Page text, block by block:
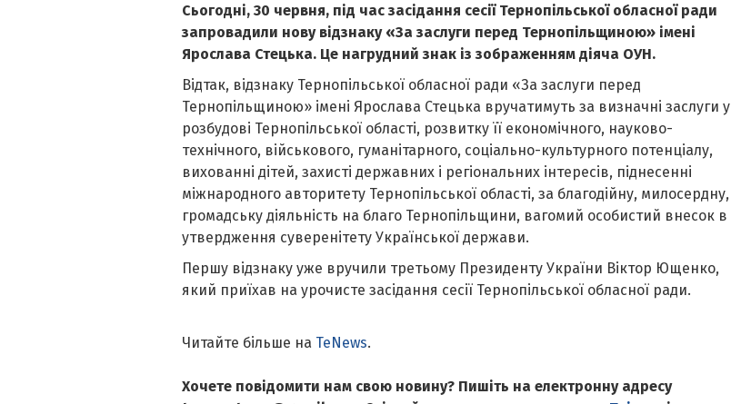
Сьогодні, 30 червня, під час засідання сесії Тернопільської обласної ради
запровадили нову відзнаку «За заслуги перед Тернопільщиною» імені
Ярослава Стецька. Це нагрудний знак із зображенням діяча ОУН.
Відтак, відзнаку Тернопільської обласної ради «За заслуги перед
Тернопільщиною» імені Ярослава Стецька вручатимуть за визначні заслуги у
розбудові Тернопільської області, розвитку її економічного, науково-
технічного, військового, гуманітарного, соціально-культурного потенціалу,
вихованні дітей, захисті державних і регіональних інтересів, піднесенні
міжнародного авторитету Тернопільської області, за благодійну, милосердну,
громадську діяльність на благо Тернопільщини, вагомий особистий внесок в
утвердження суверенітету Української держави.
Першу відзнаку уже вручили третьому Президенту України Віктор Ющенко,
який приїхав на урочисте засідання сесії Тернопільської обласної ради.
Читайте більше на TeNews.
Хочете повідомити нам свою новину? Пишіть на електронну адресу